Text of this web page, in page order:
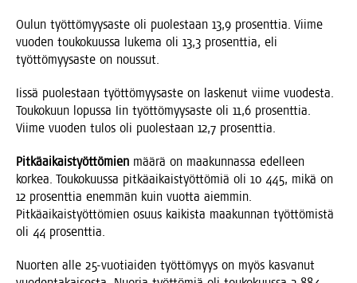
Oulun työt­tö­myy­sas­te oli puo­les­taan 13,9 pro­sent­tia. Vii­me
vuo­den tou­ko­kuus­sa luke­ma oli 13,3 pro­sent­tia, eli
työt­tö­myy­sas­te on noussut.
Iis­sä puo­les­taan työt­tö­myy­sas­te on las­ke­nut vii­me vuo­des­ta.
Tou­ko­kuun lopus­sa Iin työt­tö­myy­sas­te oli 11,6 pro­sent­tia.
Vii­me vuo­den tulos oli puo­les­taan 12,7 prosenttia.
Pit­kä­ai­kais­työt­tö­mien mää­rä on maa­kun­nas­sa edel­leen
kor­kea. Tou­ko­kuus­sa pit­kä­ai­kais­työt­tö­miä oli 10 445, mikä on
12 pro­sent­tia enem­män kuin vuot­ta aiem­min.
Pit­kä­ai­kais­työt­tö­mien osuus kai­kis­ta maa­kun­nan työt­tö­mis­tä
oli 44 prosenttia.
Nuor­ten alle 25-vuo­tiai­den työt­tö­myys on myös kas­va­nut